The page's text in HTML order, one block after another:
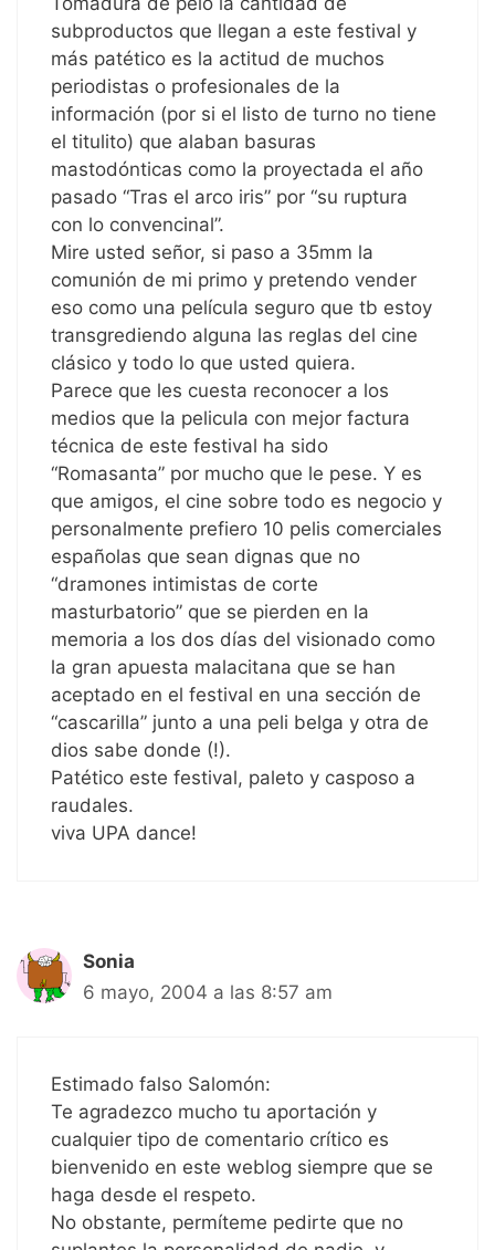
subproductos que llegan a este festival y
más patético es la actitud de muchos
periodistas o profesionales de la
información (por si el listo de turno no tiene
el titulito) que alaban basuras
mastodónticas como la proyectada el año
pasado “Tras el arco iris” por “su ruptura
con lo convencinal”.
Mire usted señor, si paso a 35mm la
comunión de mi primo y pretendo vender
eso como una película seguro que tb estoy
transgrediendo alguna las reglas del cine
clásico y todo lo que usted quiera.
Parece que les cuesta reconocer a los
medios que la pelicula con mejor factura
técnica de este festival ha sido
“Romasanta” por mucho que le pese. Y es
que amigos, el cine sobre todo es negocio y
personalmente prefiero 10 pelis comerciales
españolas que sean dignas que no
“dramones intimistas de corte
masturbatorio” que se pierden en la
memoria a los dos días del visionado como
la gran apuesta malacitana que se han
aceptado en el festival en una sección de
“cascarilla” junto a una peli belga y otra de
dios sabe donde (!).
Patético este festival, paleto y casposo a
raudales.
viva UPA dance!
Sonia
6 mayo, 2004 a las 8:57 am
Estimado falso Salomón:
Te agradezco mucho tu aportación y
cualquier tipo de comentario crítico es
bienvenido en este weblog siempre que se
haga desde el respeto.
No obstante, permíteme pedirte que no